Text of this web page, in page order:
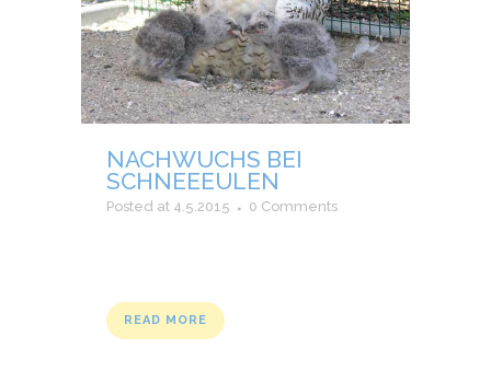
NACHWUCHS BEI
SCHNEEEULEN
Posted at 4.5.2015 0 Comments
READ MORE